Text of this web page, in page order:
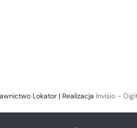
Lokator | Realizacja Invisio -